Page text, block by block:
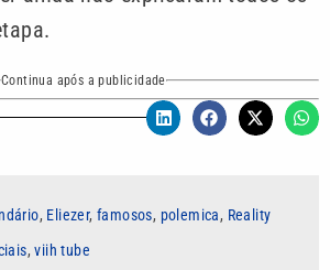
Continua após a publicidade
, Eliezer,famosos, polemica, Reality
,viih tube